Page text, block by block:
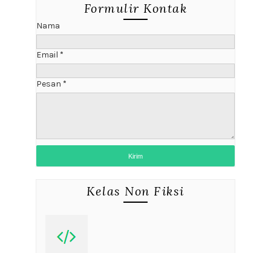
Formulir Kontak
Nama
Email *
Pesan *
Kelas Non Fiksi